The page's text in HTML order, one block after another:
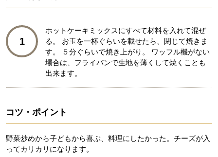
1
ホットケーキミックスにすべて材料を入れて混ぜ
る。 お玉を一杯ぐらいを載せたら、閉じて焼きま
す。 ５分ぐらいで焼き上がり。 ワッフル機がない
場合は、フライパンで生地を薄くして焼くことも
出来ます。
コツ・ポイント
野菜炒めから子どもから喜ぶ、料理にしたかった。チーズが入
ってカリカリになります。